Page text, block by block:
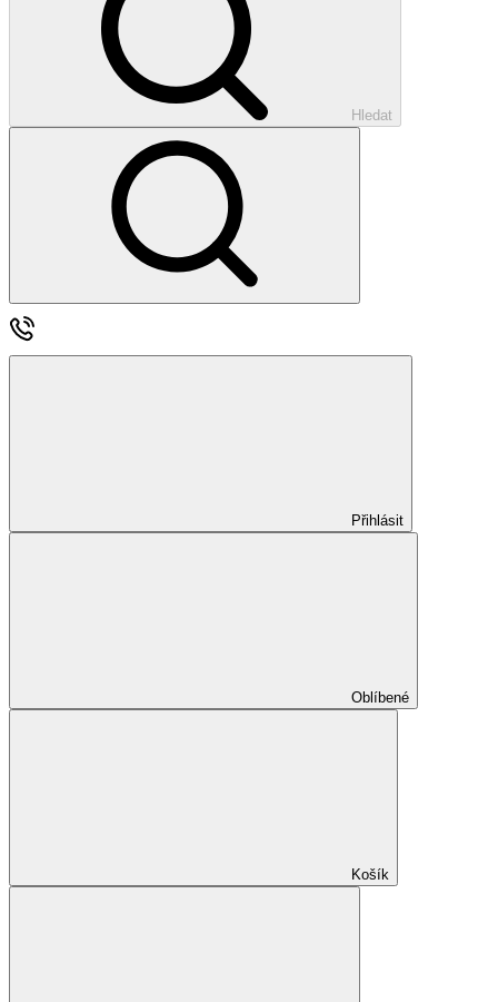
Hledat
Přihlásit
Oblíbené
Košík